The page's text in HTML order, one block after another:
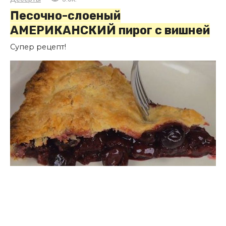
Песочно-слоеный
АМЕРИКАНСКИЙ пирог с вишней
Супер рецепт!